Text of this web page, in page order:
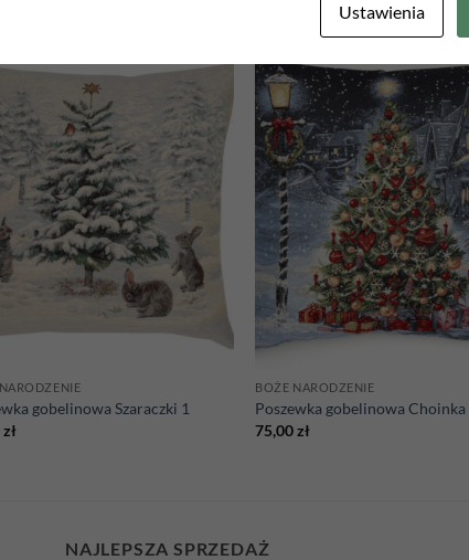
Add to
wishlist
gobelinowa Szaraczki 1
zł
BOŻE NARODZENIE
Poszewka gobelinowa Choinka
75,00zł
NAJLEPSZA SPRZEDAŻ
Ustawienia